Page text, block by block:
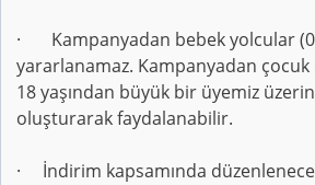
· Kampanyadan bebek yolcular
yararlanamaz. Kampanyadan
18 yaşından büyük bir üyemiz
oluşturarak faydalanabilir.
· İndirim kapsamında